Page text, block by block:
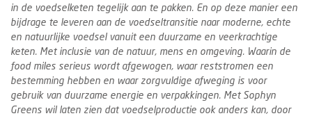
in de voedselketen tegelijk aan te pakken. En op deze manier een
bijdrage te leveren aan de voedseltransitie naar moderne, echte
en natuurlijke voedsel vanuit een duurzame en veerkrachtige
keten. Met inclusie van de natuur, mens en omgeving. Waarin de
food miles serieus wordt afgewogen, waar reststromen een
bestemming hebben en waar zorgvuldige afweging is voor
gebruik van duurzame energie en verpakkingen. Met Sophyn
Greens wil laten zien dat voedselproductie ook anders kan, door